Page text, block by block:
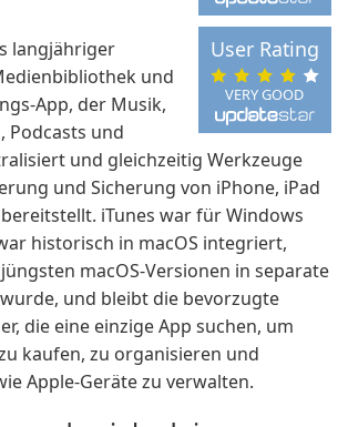
VERY GOOD
User Rating
langjähriger
und
App, der Musik,
Podcasts und
und gleichzeitig Werkzeuge
und Sicherung von iPhone, iPad
iTunes war für Windows
historisch in macOS integriert,
macOS-Versionen in separate
und bleibt die bevorzugte
die eine einzige App suchen, um
kaufen, zu organisieren und
Apple-Geräte zu verwalten.